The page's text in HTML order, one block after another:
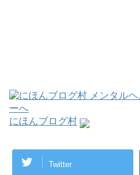
にほんブログ村
Twitter